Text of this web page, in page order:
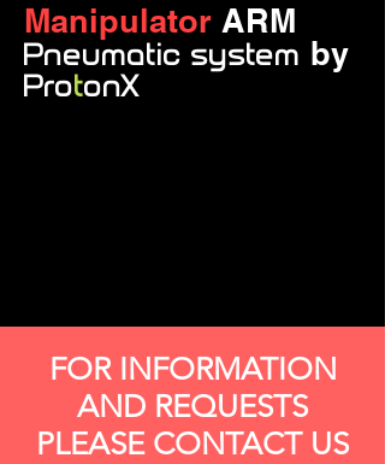
Manipulator ARM
Pneumatic system by
ProtonX
FOR INFORMATION
AND REQUESTS
PLEASE CONTACT US